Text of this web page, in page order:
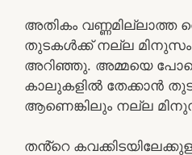
അതികം വണ്ണമില്ലാത്ത
തുടകൾക്ക് നല്ല
അറിഞ്ഞു. അമ്മയെ
കാലുകളിൽ തേക്കാൻ
ആണെങ്കിലും നല്ല
തൻ്റെ